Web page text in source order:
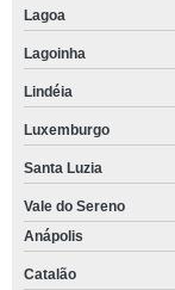
Lagoa
Lagoinha
Lindéia
Luxemburgo
Santa Luzia
Vale do Sereno
Anápolis
Catalão